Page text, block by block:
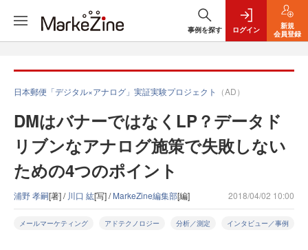
事例を探す ログイン
新規
会員登録
日本郵便「デジタル×アナログ」実証実験プロジェクト （AD）
DMはバナーではなくLP？データド
リブンなアナログ施策で失敗しない
ための4つのポイント
浦野 孝嗣[著] / 川口 紘[写] /MarkeZine編集部[編] 2018/04/02 10:00
メールマーケティング アドテクノロジー 分析／測定 インタビュー／事例